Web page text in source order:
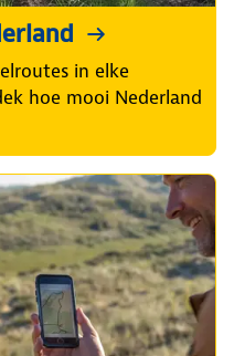
in elke
hoe mooi Nederland